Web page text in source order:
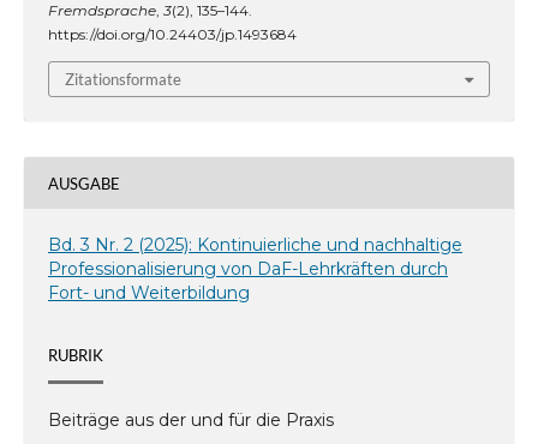
Fremdsprache, 3(2), 135–144.
https://doi.org/10.24403/jp.1493684
Zitationsformate
AUSGABE
Bd. 3 Nr. 2 (2025): Kontinuierliche und nachhaltige
Professionalisierung von DaF-Lehrkräften durch
Fort- und Weiterbildung
RUBRIK
Beiträge aus der und für die Praxis